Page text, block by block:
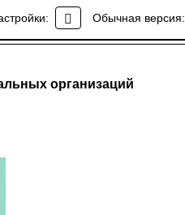
Обычная версия:
организаций